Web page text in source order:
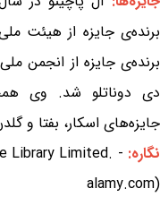
برنده‌ی جایزه از انجمن
جایزه‌های اسکار، بفتا و
نگاره: Library Limited. -
alamy.com)